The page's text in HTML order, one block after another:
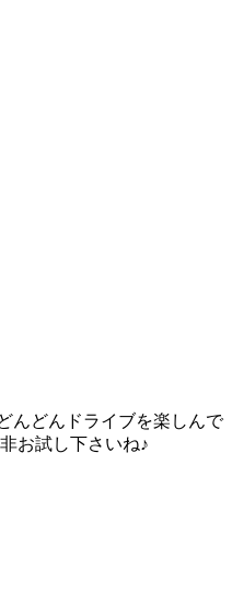
んどんドライブを楽しんで
お試し下さいね♪